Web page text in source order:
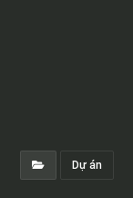
Dự án